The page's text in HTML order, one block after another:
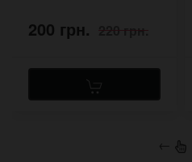
200 грн. 220 грн.
←